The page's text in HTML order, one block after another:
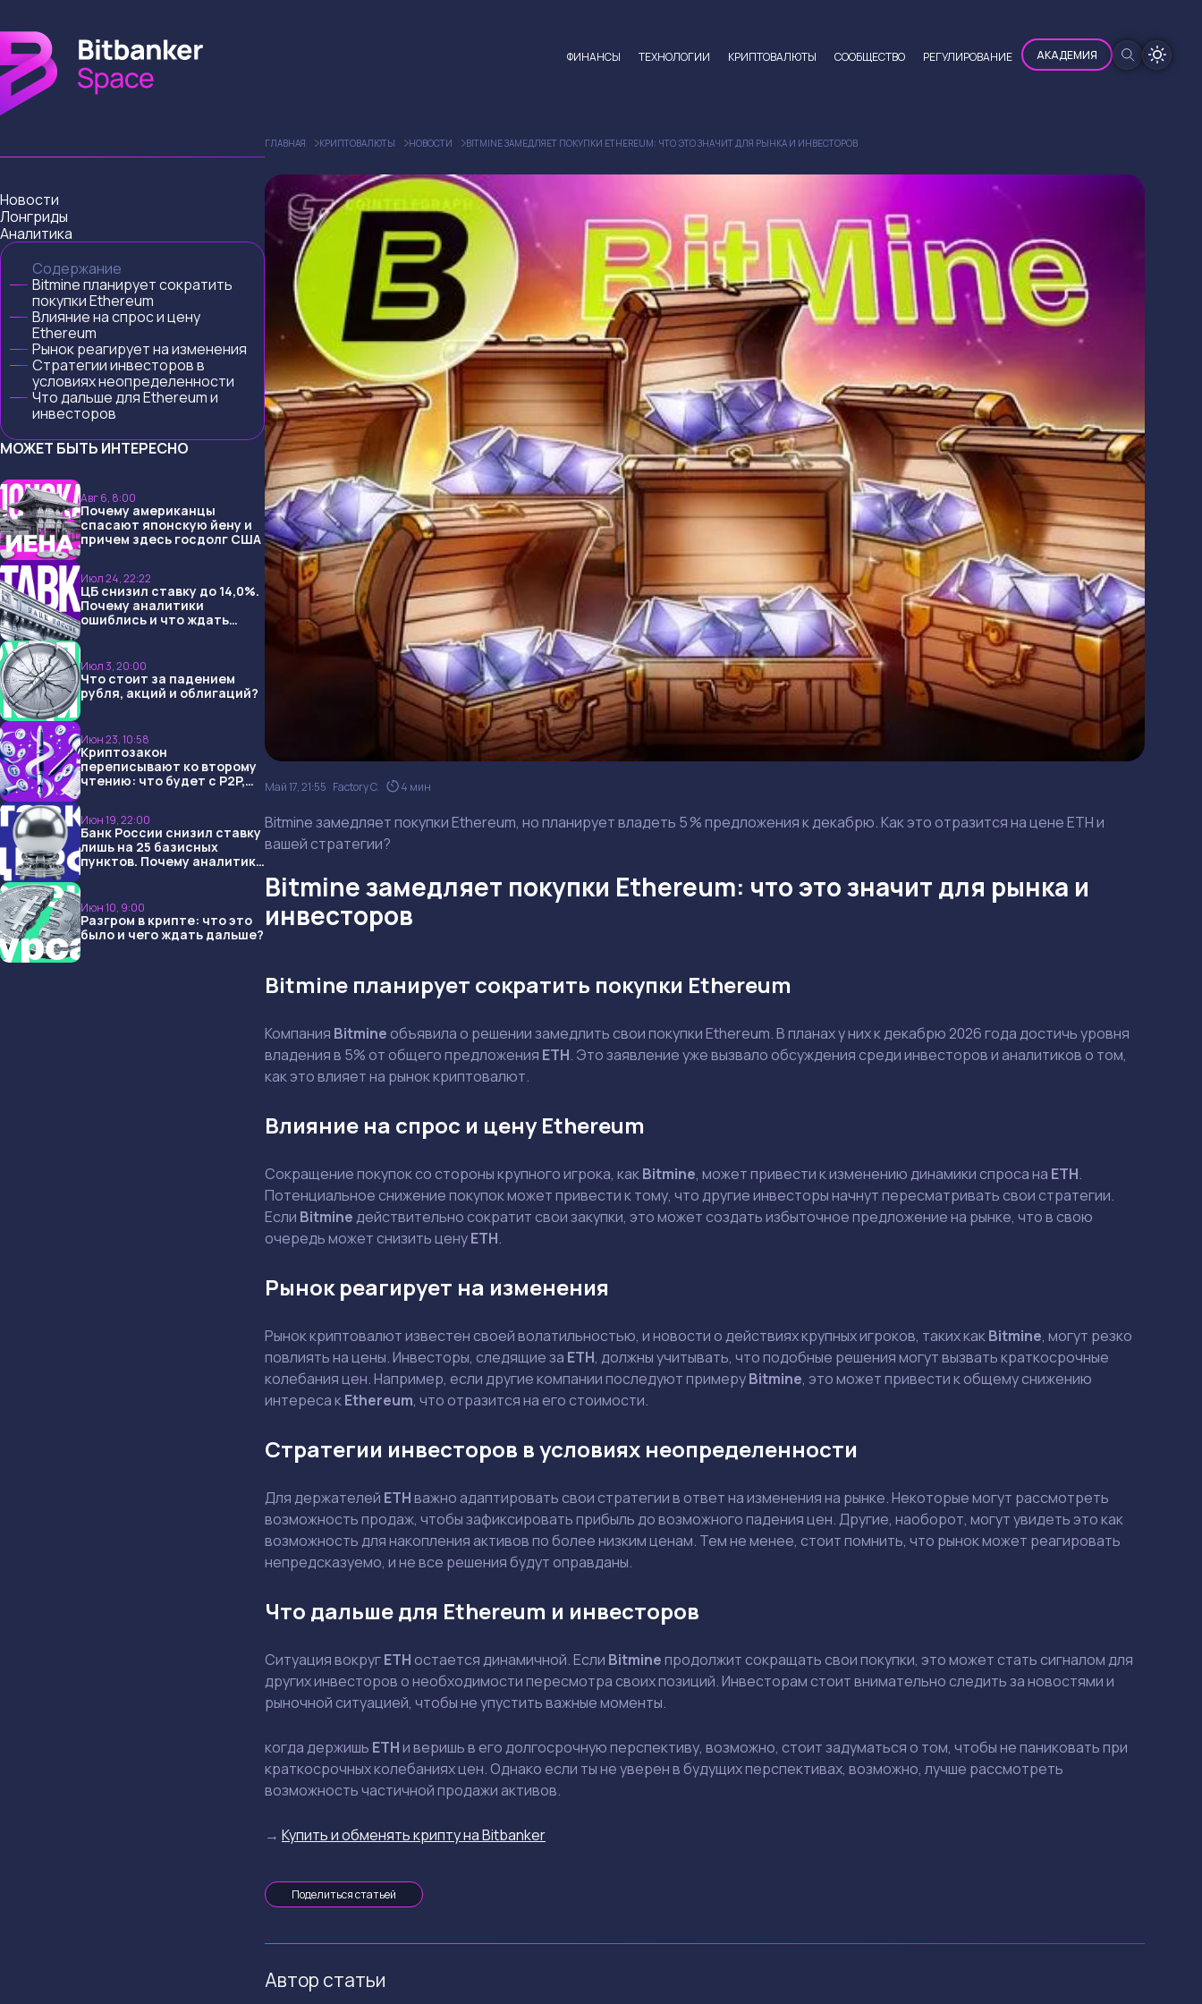
ФИНАНСЫ ТЕХНОЛОГИИ КРИПТОВАЛЮТЫ CООБЩЕСТВО РЕГУЛИРОВАНИЕ АКАДЕМИЯ
Новости
Лонгриды
Аналитика
Содержание
Bitmine планирует сократить
покупки Ethereum
Влияние на спрос и цену
Ethereum
Рынок реагирует на изменения
Стратегии инвесторов в
условиях неопределенности
Что дальше для Ethereum и
инвесторов
МОЖЕТ БЫТЬ ИНТЕРЕСНО
Авг 6, 8:00
Почему американцы
спасают японскую йену и
причем здесь госдолг США
Июл 24, 22:22
ЦБ снизил ставку до 14,0%.
Почему аналитики
ошиблись и что ждать
Июл 3, 20:00
Что стоит за падением
рубля, акций и облигаций?
Июн 23, 10:58
Криптозакон
переписывают ко второму
чтению: что будет с P2P,
Июн 19, 22:00
Банк России снизил ставку
лишь на 25 базисных
пунктов. Почему аналитики
Июн 10, 9:00
Разгром в крипте: что это
было и чего ждать дальше?
ГЛАВНАЯ КРИПТОВАЛЮТЫ НОВОСТИ BITMINE ЗАМЕДЛЯЕТ ПОКУПКИ ETHEREUM: ЧТО ЭТО ЗНАЧИТ ДЛЯ РЫНКА И ИНВЕСТОРОВ
Май 17, 21:55 Factory C. 4 мин
Bitmine замедляет покупки Ethereum, но планирует владеть 5 % предложения к декабрю. Как это отразится на цене ETH и
вашей стратегии?
Bitmine замедляет покупки Ethereum: что это значит для рынка и
инвесторов
Bitmine планирует сократить покупки Ethereum
Компания Bitmine объявила о решении замедлить свои покупки Ethereum. В планах у них к декабрю 2026 года достичь уровня
владения в 5% от общего предложения ETH. Это заявление уже вызвало обсуждения среди инвесторов и аналитиков о том,
как это влияет на рынок криптовалют.
Влияние на спрос и цену Ethereum
Сокращение покупок со стороны крупного игрока, какBitmine, может привести к изменению динамики спроса на ETH.
Потенциальное снижение покупок может привести к тому, что другие инвесторы начнут пересматривать свои стратегии.
Если Bitmineдействительно сократит свои закупки, это может создать избыточное предложение на рынке, что в свою
очередь может снизить ценуETH.
Рынок реагирует на изменения
Рынок криптовалют известен своей волатильностью, и новости о действиях крупных игроков, таких какBitmine, могут резко
повлиять на цены. Инвесторы, следящие за ETH, должны учитывать, что подобные решения могут вызвать краткосрочные
колебания цен. Например, если другие компании последуют примеруBitmine, это может привести к общему снижению
интереса кEthereum, что отразится на его стоимости.
Стратегии инвесторов в условиях неопределенности
Для держателей ETHважно адаптировать свои стратегии в ответ на изменения на рынке. Некоторые могут рассмотреть
возможность продаж, чтобы зафиксировать прибыль до возможного падения цен. Другие, наоборот, могут увидеть это как
возможность для накопления активов по более низким ценам. Тем не менее, стоит помнить, что рынок может реагировать
непредсказуемо, и не все решения будут оправданы.
Что дальше для Ethereum и инвесторов
Ситуация вокругETH остается динамичной. Если Bitmineпродолжит сокращать свои покупки, это может стать сигналом для
других инвесторов о необходимости пересмотра своих позиций. Инвесторам стоит внимательно следить за новостями и
рыночной ситуацией, чтобы не упустить важные моменты.
когда держишь ETHи веришь в его долгосрочную перспективу, возможно, стоит задуматься о том, чтобы не паниковать при
краткосрочных колебаниях цен. Однако если ты не уверен в будущих перспективах, возможно, лучше рассмотреть
возможность частичной продажи активов.
→ Купить и обменять крипту на Bitbanker
Поделиться статьей
Автор статьи
Смотреть Смотреть
Задать вопрос эксперту
Выбрать эксперта
почту
Даю согласие на обработку персональных данных
Смотреть Смотреть